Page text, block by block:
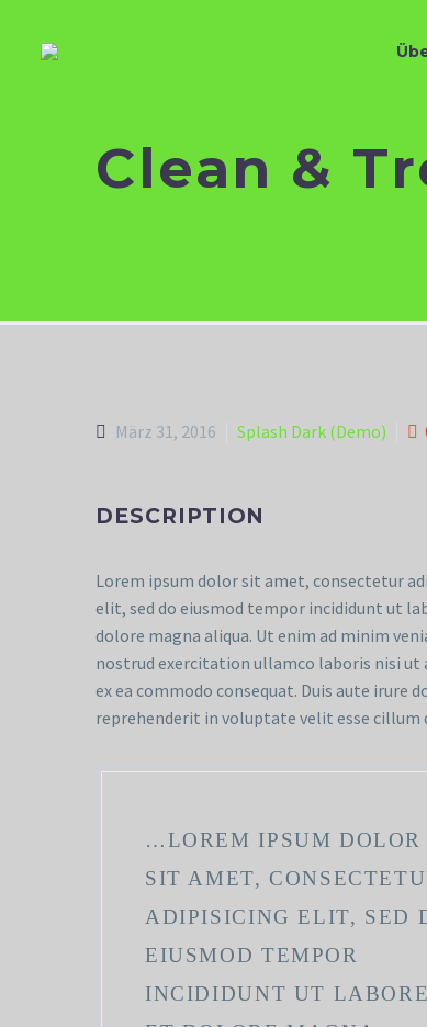
Clean &
März 31, 2016 Splash Dark (Demo)
DESCRIPTION
Lorem ipsum dolor sit amet, consectetur
elit, sed do eiusmod tempor incididunt ut
dolore magna aliqua. Ut enim ad minim
nostrud exercitation ullamco laboris nisi ut
ex ea commodo consequat. Duis aute irure
reprehenderit in voluptate velit esse cillum
…LOREM IPSUM DOLOR
SIT AMET,
ADIPISICING ELIT, SED
EIUSMOD TEMPOR
INCIDIDUNT UT LABORE